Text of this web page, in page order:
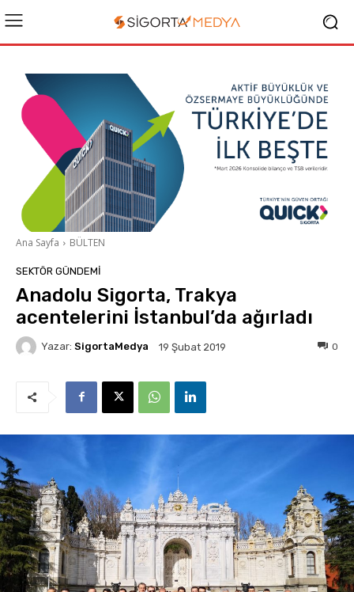
Ana Sayfa BÜLTEN
SEKTÖR GÜNDEMİ
Anadolu Sigorta, Trakya
acentelerini İstanbul’da ağırladı
Yazar: SigortaMedya 19 Şubat 2019 0